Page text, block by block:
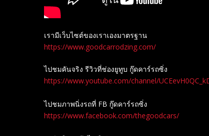
เรามีเว็บไซต์ของเราเองมาตรฐาน
https://www.goodcarrodzing.com/
ไปชมคันจริง รีวิวที่ช่องยู​ทูบ​ กู๊ดคาร์รถซิ่ง
https://www.youtube.com/channel/
ไปชมภาพนิ่งรถที่ FB กู๊ดคาร์รถซิ่ง
https://www.facebook.com/thegoodcars/